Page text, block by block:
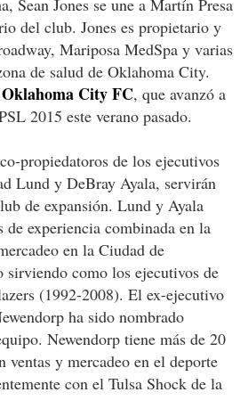
Sean Jones se une a Martín Presa
del club. Jones es propietario y
Mariposa MedSpa y varias
de salud de Oklahoma City.
Oklahoma City FC, que avanzó a
2015 este verano pasado.
propiedatoros de los ejecutivos
Lund y DeBray Ayala, servirán
de expansión. Lund y Ayala
de experiencia combinada en la
en la Ciudad de
sirviendo como los ejecutivos de
(1992-2008). El ex-ejecutivo
ha sido nombrado
Newendorp tiene más de 20
ventas y mercadeo en el deporte
con el Tulsa Shock de la